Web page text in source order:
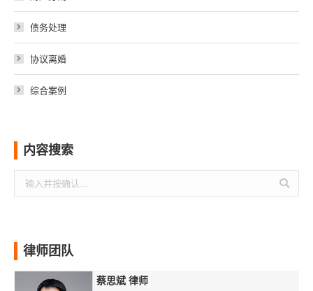
债务处理
协议离婚
综合案例
内容搜索
索：
律师团队
蔡思斌 律师